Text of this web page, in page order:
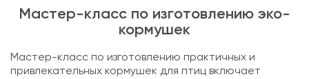
Мастер-класс по изготовлению эко-
кормушек
Мастер-класс по изготовлению практичных и
привлекательных кормушек для птиц включает